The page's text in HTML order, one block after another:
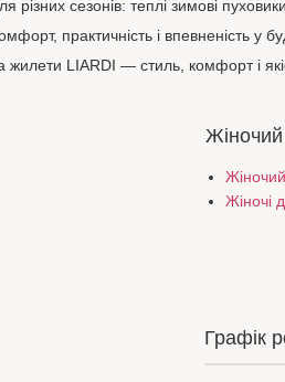
різних сезонів: теплі зимові
практичність і впевненість у
жилети LIARDI — стиль, комфорт і
Жіночі
Графік